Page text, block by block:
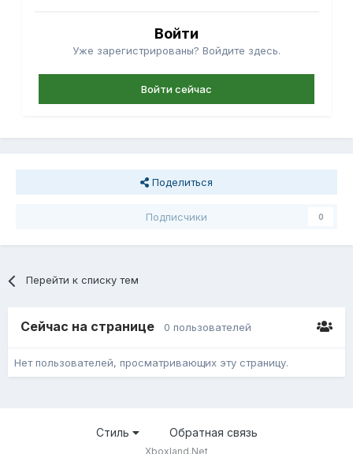
Войти
Уже зарегистрированы? Войдите здесь.
Войти сейчас
Поделиться
Подписчики 0
Перейти к списку тем
Сейчас на странице 0 пользователей
Нет пользователей, просматривающих эту страницу.
Стиль Обратная связь
Xboxland.Net